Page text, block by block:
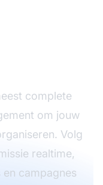
complete
om jouw
Volg
realtime,
campagnes